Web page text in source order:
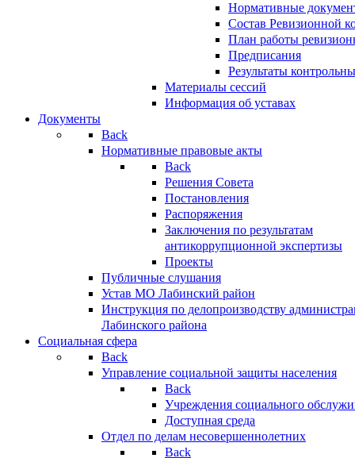
Нормативные
Состав Ревизионной
План работы
Предписания
Результаты
Материалы сессий
Информация об уставах
Документы
Back
Нормативные правовые акты
Back
Решения Совета
Постановления
Распоряжения
Заключения по результатам
антикоррупционной экспертизы
Проекты
Публичные слушания
Устав МО Лабинский район
Инструкция по делопроизводству
Лабинского района
Социальная сфера
Back
Управление социальной защиты населения
Back
Учреждения социального
Доступная среда
Отдел по делам несовершеннолетних
Back